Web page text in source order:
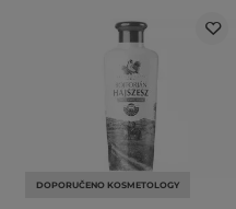
DOPORUČENO KOSMETOLOGY